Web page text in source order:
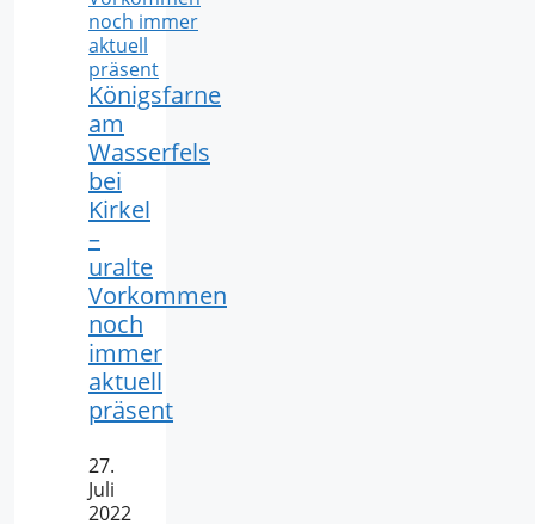
Königsfarne
am
Wasserfels
bei
Kirkel
–
uralte
Vorkommen
noch
immer
aktuell
präsent
27.
Juli
2022